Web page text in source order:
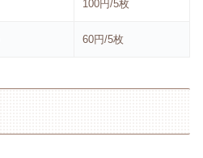
100円/5枚
60円/5枚